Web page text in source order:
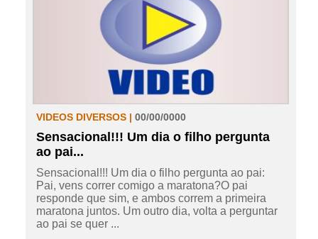
VIDEOS DIVERSOS | 00/00/0000
Sensacional!!! Um dia o filho pergunta
ao pai...
Sensacional!!! Um dia o filho pergunta ao pai:
Pai, vens correr comigo a maratona?O pai
responde que sim, e ambos correm a primeira
maratona juntos. Um outro dia, volta a perguntar
ao pai se quer ...